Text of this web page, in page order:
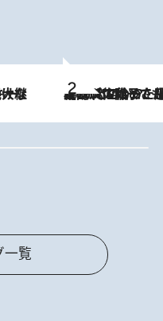
2026.8.5
【阿川佐和子さんの年とる力】なぜ70代で始めた趣味は“こんなに楽しい”のか？ ピアノ、俳句…スランプに陥っても続けられる“ある秘訣”とは
一覧